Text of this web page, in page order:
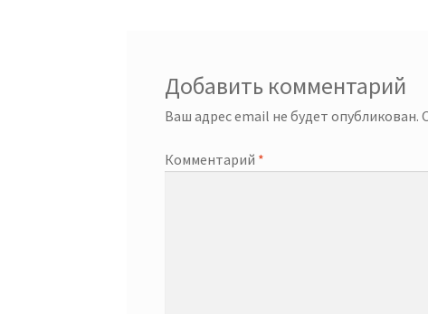
Добавить комментарий
Ваш адрес email не будет опубликован.
Комментарий *